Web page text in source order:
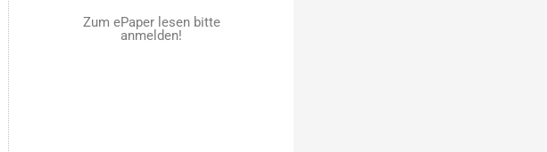
Zum ePaper lesen bitte
anmelden!